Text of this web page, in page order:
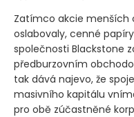
Zatímco akcie menších
oslabovaly, cenné
společnosti Blackstone
předburzovním
tak dává najevo, že
masivního kapitálu
pro obě zúčastněné